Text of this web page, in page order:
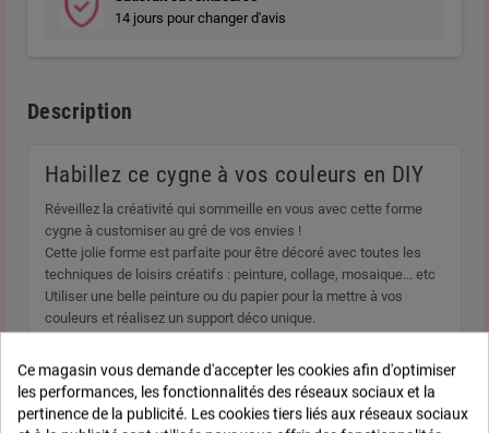
14 jours pour changer d'avis
Description
Habillez ce cygne à vos couleurs en DIY
Réveillez la créativité qui sommeille en vous avec cette forme
cygne à customiser au gré de vos envies !
Cette jolie forme est parfaite pour être décoré avec toutes les
techniques de loisirs créatifs : peinture, collage, mosaique... etc
Utiliser une belle peinture ou du papier pour la mettre à vos
couleurs et réalisez un support déco unique.
Ce magasin vous demande d'accepter les cookies afin d'optimiser
les performances, les fonctionnalités des réseaux sociaux et la
pertinence de la publicité. Les cookies tiers liés aux réseaux sociaux